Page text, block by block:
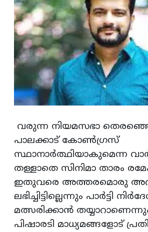
വരുന്ന നിയമസഭാ
പാലക്കാട് കോൺഗ്രസ്
സ്ഥാനാർത്ഥിയാകുമെന്ന
തള്ളാതെ സിനിമാ താരം
ഇതുവരെ അത്തരമൊരു
ലഭിച്ചിട്ടില്ലെന്നും പാർട്ടി
മത്സരിക്കാൻ
പിഷാരടി മാധ്യമങ്ങളോട്